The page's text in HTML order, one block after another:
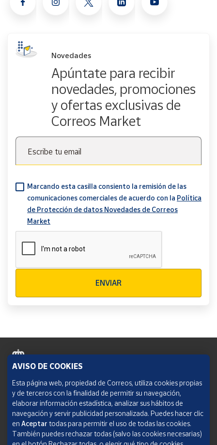
Novedades
Apúntate para recibir
novedades, promociones
y ofertas exclusivas de
Correos Market
Escribe tu email
Marcando esta casilla consiento la remisión de las
comunicaciones comerciales de acuerdo con la Política
de Protección de datos Novedades de Correos
Market
ENVIAR
Política de cookies
Aviso legal
Condiciones del servicio
Política de Privacidad Web
AVISO DE COOKIES
Esta página web, propiedad de Correos, utiliza cookies propias
y de terceros con la finalidad de permitir su navegación,
elaborar información estadística, analizar sus hábitos de
navegación y servir publicidad personalizada. Puedes hacer clic
en Aceptar todas para permitir el uso de todas las cookies.
También puedes rechazar todas (salvo las cookies necesarias)